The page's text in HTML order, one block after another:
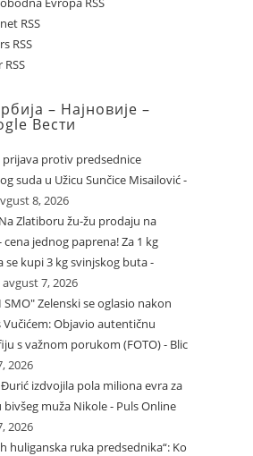
RSS
RSS
– Најновије –
Вести
prijava protiv predsednice
suda u Užicu Sunčice Misailović -
8, 2026
Zlatiboru žu-žu prodaju na
cena jednog paprena! Za 1 kg
se kupi 3 kg svinjskog buta -
avgust 7, 2026
SMO" Zelenski se oglasio nakon
Vučićem: Objavio autentičnu
s važnom porukom (FOTO) - Blic
2026
izdvojila pola miliona evra za
muža Nikole - Puls Online
2026
huliganska ruka predsednika“: Ko